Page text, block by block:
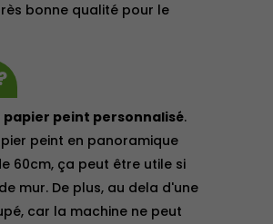
bonne qualité pour le
papier peint personnalisé.
peint en panoramique
60cm, ça peut être utile si
mur. De plus, au dela d'une
car la machine ne peut